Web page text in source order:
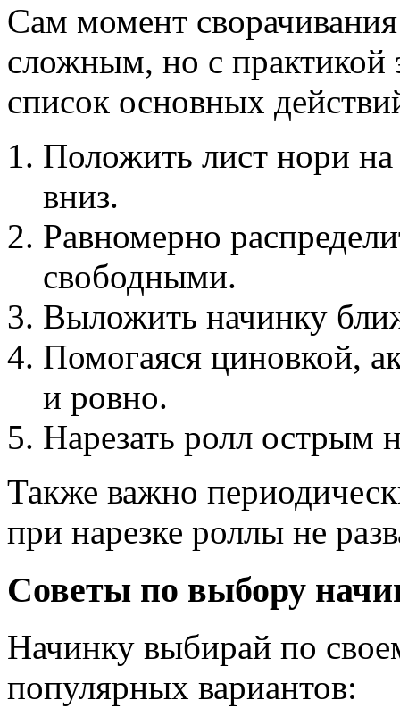
Сам момент
сложным, но с практикой
список основных
Положить лист нори
вниз.
Равномерно
свободными.
Выложить начинку
Помогаяся циновкой,
и ровно.
Нарезать ролл острым
Также важно
при нарезке роллы не
Советы по выбору
Начинку выбирай по
популярных вариантов: